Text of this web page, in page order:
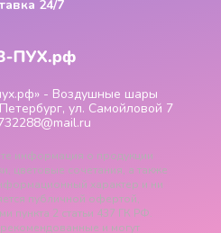
- Воздушные шары
ул. Самойловой 7
24/7
информация о продукции
цветовые сочетания, а также
характер и ни
публичной офертой,
пункта 2 статьи 437 ГК РФ.
и могут